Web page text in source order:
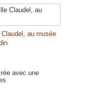
au musée
avec une